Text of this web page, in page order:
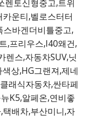
렌토신형중고,트위
운티,벨로스터터
스바겐더비틀중고,
,프리우스,I40왜건,
렌스,자동차SUV,닛
상,HG그랜져,제네
래식자동차,싼타페
K5,알페온,연비좋
배차,부산미니,자